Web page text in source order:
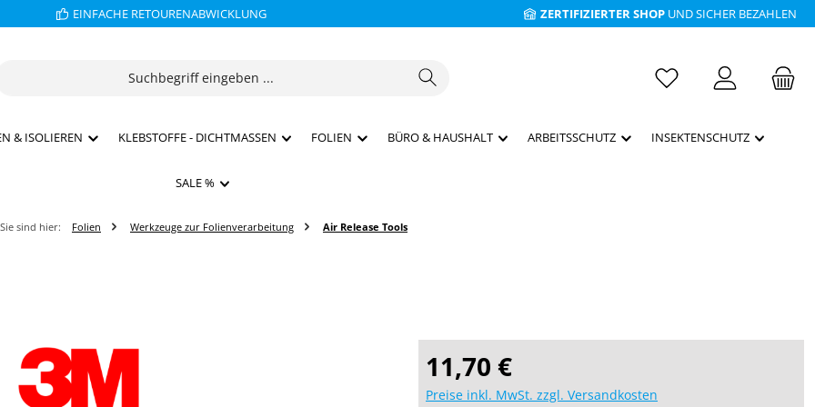
EINFACHE RETOURENABWICKLUNG ZERTIFIZIERTER SHOP UND SICHER BEZAHLEN
& ISOLIEREN KLEBSTOFFE - DICHTMASSEN FOLIEN BÜRO & HAUSHALT ARBEITSSCHUTZ INSEKTENSCHUTZ
SALE %
Sie sind hier: Folien Werkzeuge zur Folienverarbeitung Air Release Tools
Regulärer Preis:
11,70 €
Preise inkl. MwSt. zzgl. Versandkosten